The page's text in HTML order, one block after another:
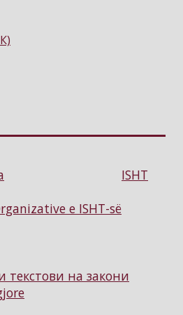
ISHT
e ISHT-së
текстови на закони